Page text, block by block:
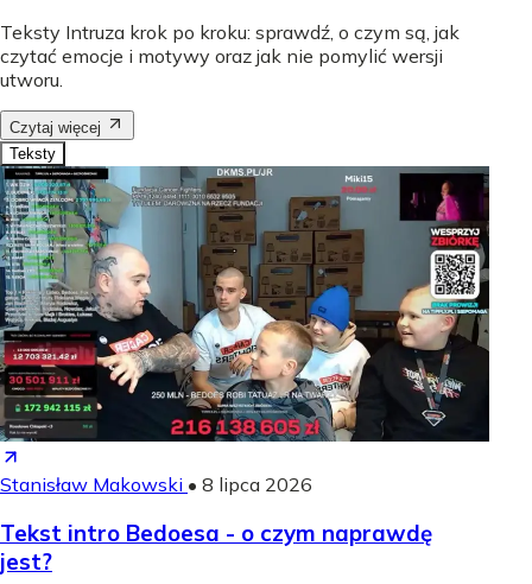
Teksty Intruza krok po kroku: sprawdź, o czym są, jak
czytać emocje i motywy oraz jak nie pomylić wersji
utworu.
Czytaj więcej
Teksty
Stanisław Makowski • 8 lipca 2026
Tekst intro Bedoesa - o czym naprawdę
jest?